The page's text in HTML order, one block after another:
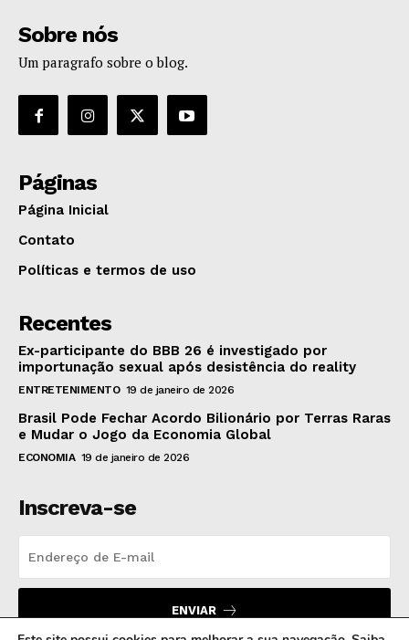
Sobre nós
Um paragrafo sobre o blog.
Páginas
Página Inicial
Contato
Políticas e termos de uso
Recentes
Ex-participante do BBB 26 é investigado por
importunação sexual após desistência do reality
ENTRETENIMENTO 19 de janeiro de 2026
Brasil Pode Fechar Acordo Bilionário por Terras Raras
e Mudar o Jogo da Economia Global
ECONOMIA 19 de janeiro de 2026
Inscreva-se
ENVIAR